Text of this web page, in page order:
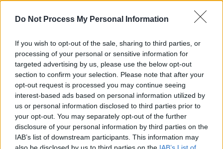
Do Not Process My Personal Information
If you wish to opt-out of the sale, sharing to third parties, or
processing of your personal or sensitive information for
targeted advertising by us, please use the below opt-out
section to confirm your selection. Please note that after your
opt-out request is processed you may continue seeing
interest-based ads based on personal information utilized by
us or personal information disclosed to third parties prior to
your opt-out. You may separately opt-out of the further
disclosure of your personal information by third parties on the
IAB’s list of downstream participants. This information may
also be disclosed by us to third parties on the IAB’s List of
υπέγραψε. Ο ίδιος ξεκίνησε το έργο της
Ξαφνικά, επειδή οι Δημότες της Αθήνας
έκαναν μία επιλογή, άρχισε να κάνει ό,τι
μπορεί για να δημιουργήσει μια άλλη εικόνα,
αλλά δημιουργεί έτσι πρόβλημα στο έργο
της Διπλής Ανάπλασης. Χτες μας έλεγε για
τα λεγόμενα συνοδάτα έργα, που είναι οι
δρόμοι, τα αντιπλημμυρικά έργα και το
πράσινο. Ο ίδιος έπρεπε να γνωρίζει ότι